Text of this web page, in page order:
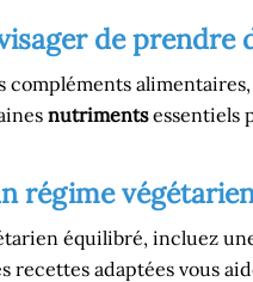
de prendre
nutrimentsessentiels
régime
équilibré, incluez
recettes adaptées vous